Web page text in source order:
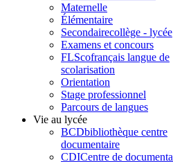
Maternelle
Élémentaire
Secondairecollège - lycée
Examens et concours
FLScofrançais langue de
scolarisation
Orientation
Stage professionnel
Parcours de langues
Vie au lycée
BCDbibliothèque centre
documentaire
CDICentre de